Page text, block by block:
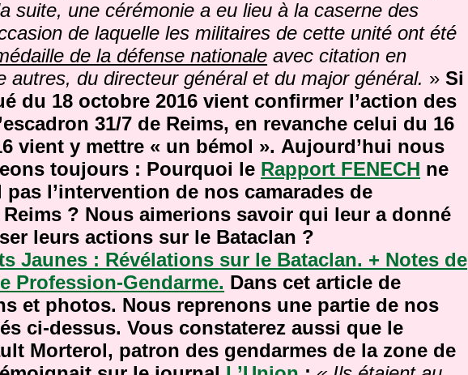
suite, une cérémonie a eu lieu à la caserne des
de laquelle les militaires de cette unité ont été
de la défense nationale avec citation en
autres, du directeur général et du major général. »Si
du 18 octobre 2016 vient confirmer l’action des
31/7 de Reims, en revanche celui du 16
vient y mettre « un bémol ». Aujourd’hui nous
toujours : Pourquoi le Rapport FENECH ne
l’intervention de nos camarades de
Reims ? Nous aimerions savoir qui leur a donné
leurs actions sur le Bataclan ?
Jaunes : Révélations sur le Bataclan. + Notes de
Profession-Gendarme. Dans cet article de
et photos. Nous reprenons une partie de nos
ci-dessus. Vous constaterez aussi que le
Morterol, patron des gendarmes de la zone de